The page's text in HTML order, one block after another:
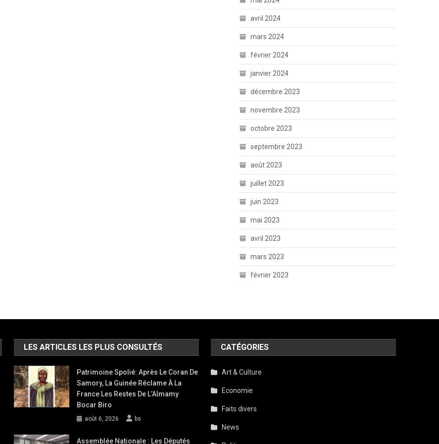
avril 2024
mars 2024
février 2024
janvier 2024
décembre 2023
novembre 2023
octobre 2023
septembre 2023
août 2023
juillet 2023
juin 2023
mai 2023
avril 2023
mars 2023
février 2023
LES ARTICLES LES PLUS CONSULTÉS
Patrimoine Spolié: Après Le Coran De
Samory, La Guinée Réclame À La
France Les Restes De L’Almamy
Bocar Biro
août 6, 2026 bs
Assemblée Nationale : Les Députés
CATÉGORIES
Art & Culture
Economie
Faits divers
News